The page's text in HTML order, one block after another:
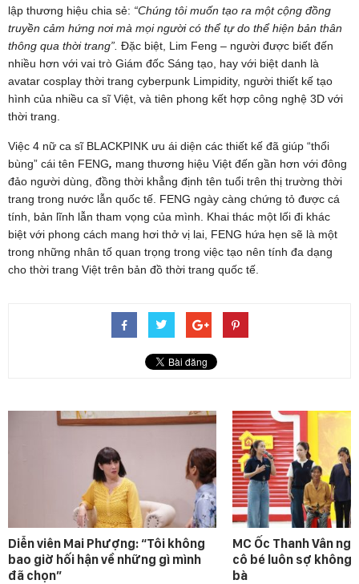
lập thương hiệu chia sẻ: “Chúng tôi muốn tạo ra một cộng đồng
truyền cảm hứng nơi mà mọi người có thể tự do thể hiện bản thân
thông qua thời trang”. Đặc biệt, Lim Feng – người được biết đến
nhiều hơn với vai trò Giám đốc Sáng tạo, hay với biệt danh là
avatar cosplay thời trang cyberpunk Limpidity, người thiết kế tạo
hình của nhiều ca sĩ Việt, và tiên phong kết hợp công nghệ 3D với
thời trang.
Việc 4 nữ ca sĩ BLACKPINK ưu ái diện các thiết kế đã giúp “thổi
bùng” cái tên FENG, mang thương hiệu Việt đến gần hơn với đông
đảo người dùng, đồng thời khẳng định tên tuổi trên thị trường thời
trang trong nước lẫn quốc tế. FENG ngày càng chứng tỏ được cá
tính, bản lĩnh lẫn tham vọng của mình. Khai thác một lối đi khác
biệt với phong cách mang hơi thở vị lai, FENG hứa hẹn sẽ là một
trong những nhân tố quan trọng trong việc tạo nên tính đa dạng
cho thời trang Việt trên bản đồ thời trang quốc tế.
Diễn viên Mai Phượng: “Tôi không
bao giờ hối hận về những gì mình
đã chọn”
MC Ốc Thanh Vân
cô bé luôn sợ không
bà